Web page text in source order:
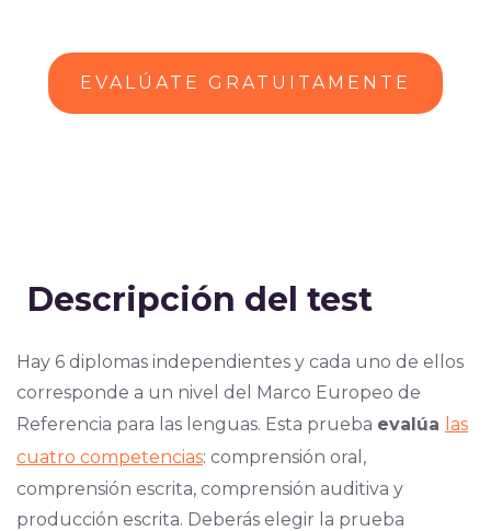
EVALÚATE GRATUITAMENTE
Descripción del test
Hay 6 diplomas independientes y cada uno de ellos
corresponde a un nivel del Marco Europeo de
Referencia para las lenguas. Esta prueba evalúa las
cuatro competencias: comprensión oral,
comprensión escrita, comprensión auditiva y
producción escrita. Deberás elegir la prueba